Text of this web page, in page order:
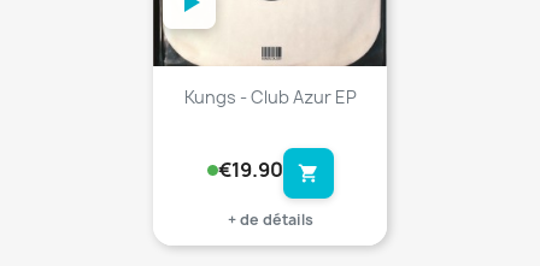
Kungs - Club Azur EP
€19.90 shopping_cart
+ de détails